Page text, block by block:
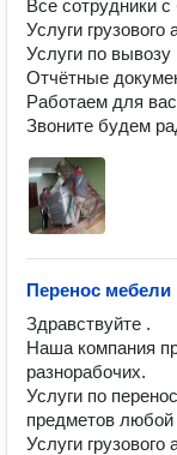
Все сотрудники
Услуги грузового
Услуги по
Отчётные
Работаем для
Звоните будем
Перенос мебели
Здравствуйте .
Наша компания
разнорабочих.
Услуги по
предметов любой
Услуги грузового